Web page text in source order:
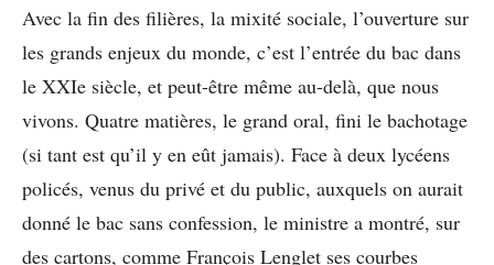
Avec la fin des filières, la mixité sociale, l’ouverture sur
les grands enjeux du monde, c’est l’entrée du bac dans
le XXIe siècle, et peut-être même au-delà, que nous
vivons. Quatre matières, le grand oral, fini le bachotage
(si tant est qu’il y en eût jamais). Face à deux lycéens
policés, venus du privé et du public, auxquels on aurait
donné le bac sans confession, le ministre a montré, sur
des cartons, comme François Lenglet ses courbes